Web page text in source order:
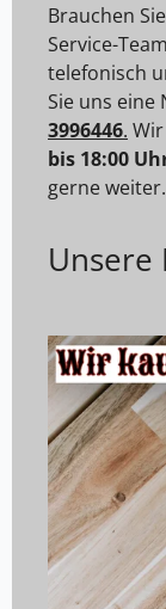
Brauchen
Service-
telefonisch
Sie uns eine
3996446.
bis 18:00
gerne weiter.
Unsere